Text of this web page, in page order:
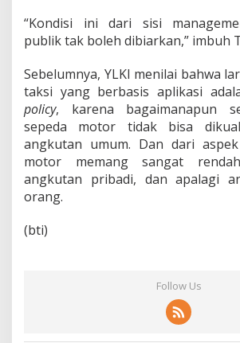
R
e
u
a
s
i
“Kondisi ini dari sisi
publik tak boleh dibiarkan,” imbuh
Sebelumnya, YLKI menilai bahwa
taksi yang berbasis aplikasi
policy, karena bagaimanapun
sepeda motor tidak bisa
angkutan umum. Dan dari aspek
motor memang sangat
angkutan pribadi, dan apalagi
orang.
(bti)
Follow Us